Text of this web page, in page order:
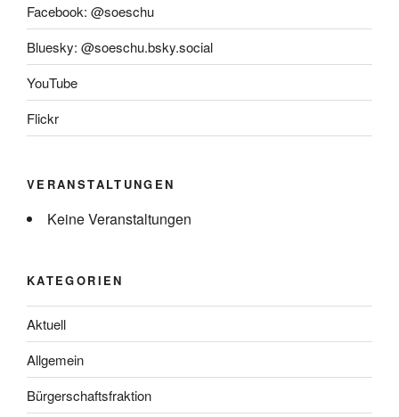
Facebook: @soeschu
Bluesky: @soeschu.bsky.social
YouTube
Flickr
VERANSTALTUNGEN
Keine Veranstaltungen
KATEGORIEN
Aktuell
Allgemein
Bürgerschaftsfraktion